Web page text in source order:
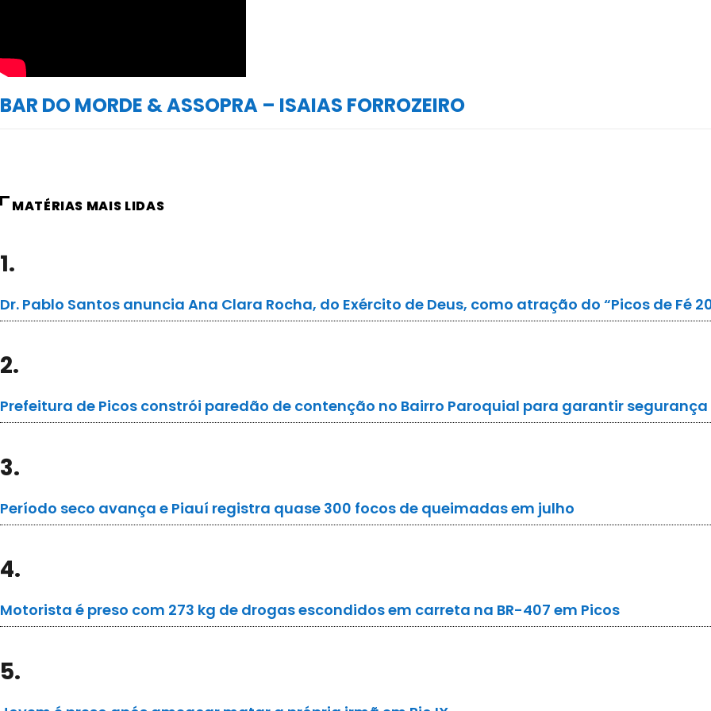
BAR DO MORDE & ASSOPRA – ISAIAS FORROZEIRO
MATÉRIAS MAIS LIDAS
1.
Dr. Pablo Santos anuncia Ana Clara Rocha, do Exército de Deus, como atração do “Picos de Fé
2.
Prefeitura de Picos constrói paredão de contenção no Bairro Paroquial para garantir
3.
Período seco avança e Piauí registra quase 300 focos de queimadas em julho
4.
Motorista é preso com 273 kg de drogas escondidos em carreta na BR-407 em Picos
5.